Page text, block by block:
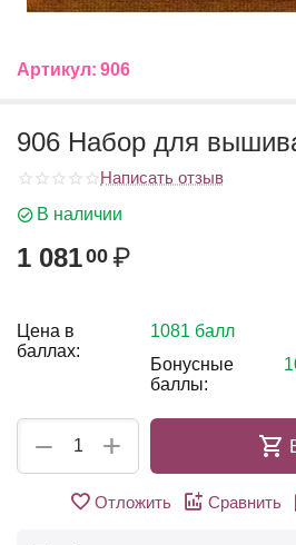
Артикул: 906
906 Набор для
Написать отзыв
В наличии
1 08100 ₽
Цена в
баллах:
1081 балл
Бонусные
баллы:
+
−
Отложить Сравнить